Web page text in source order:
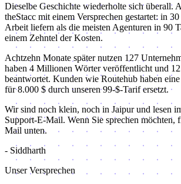
Dieselbe Geschichte wiederholte sich überall.
theStacc mit einem Versprechen gestartet: in
Arbeit liefern als die meisten Agenturen in 90
einem Zehntel der Kosten.
Achtzehn Monate später nutzen 127
haben 4 Millionen Wörter veröffentlicht und
beantwortet. Kunden wie Routehub haben
für 8.000 $ durch unseren 99-$-Tarif ersetzt.
Wir sind noch klein, noch in Jaipur und lesen
Support-E-Mail. Wenn Sie sprechen möchten,
Mail unten.
- Siddharth
Unser Versprechen